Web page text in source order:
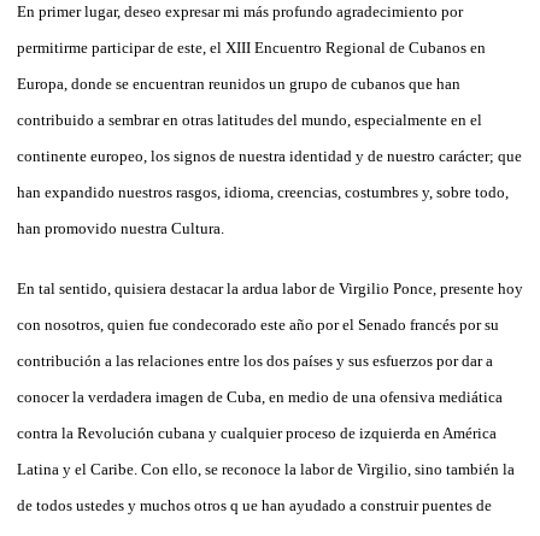
En primer lugar, deseo expresar mi más profundo agradecimiento por
permitirme participar de este, el XIII Encuentro Regional de Cubanos en
Europa, donde se encuentran reunidos un grupo de cubanos que han
contribuido a sembrar en otras latitudes del mundo, especialmente en el
continente europeo, los signos de nuestra identidad y de nuestro carácter; que
han expandido nuestros rasgos, idioma, creencias, costumbres y, sobre todo,
han promovido nuestra Cultura.
En tal sentido, quisiera destacar la ardua labor de Virgilio Ponce, presente hoy
con nosotros, quien fue condecorado este año por el Senado francés por su
contribución a las relaciones entre los dos países y sus esfuerzos por dar a
conocer la verdadera imagen de Cuba, en medio de una ofensiva mediática
contra la Revolución cubana y cualquier proceso de izquierda en América
Latina y el Caribe. Con ello, se reconoce la labor de Virgilio, sino también la
de todos ustedes y muchos otros q ue han ayudado a construir puentes de